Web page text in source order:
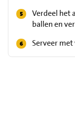
Verdeel het
ballen en
Serveer